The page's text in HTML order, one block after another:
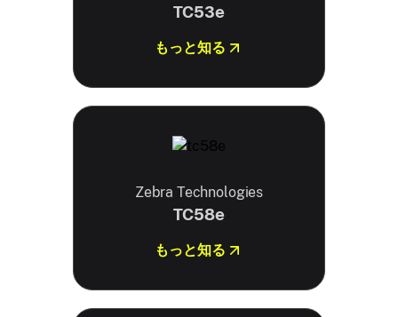
TC53e
もっと知る
Zebra Technologies
TC58e
もっと知る